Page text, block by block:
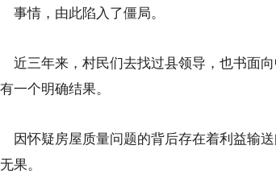
情，由此陷入了僵局。
三年来，村民们去找过县领导，也书面向
一个明确结果。
怀疑房屋质量问题的背后存在着利益输送
果。